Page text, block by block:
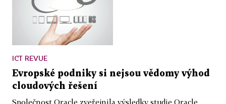
ICT REVUE
Evropské podniky si nejsou vědomy výhod
cloudových řešení
Společnost Oracle zveřejnila výsledky studie Oracle